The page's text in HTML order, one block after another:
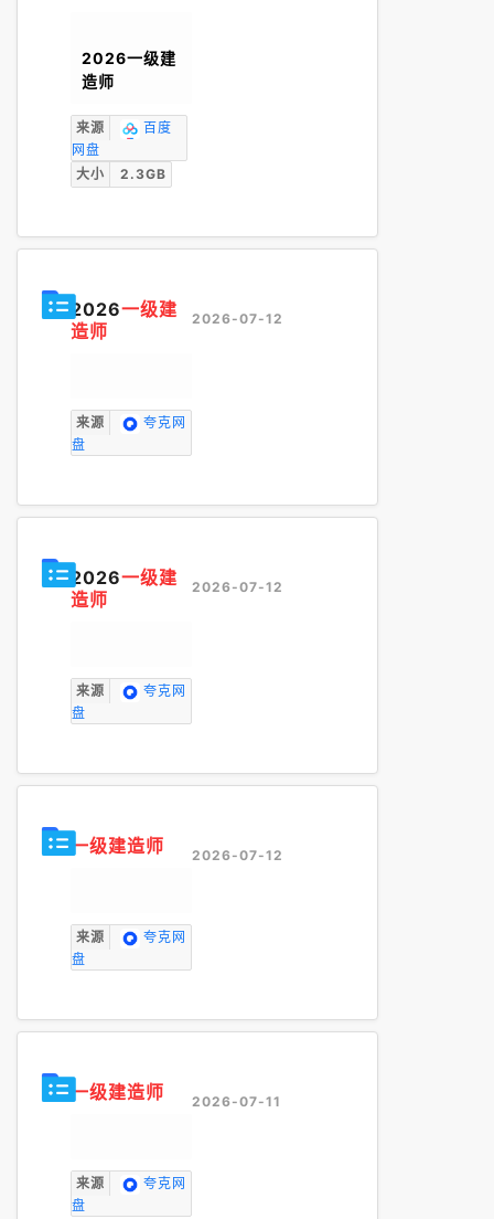
2026一级建
造师
来源
百度
网盘
大小
2.3GB
2026一级建
造师
来源
夸克网
盘
2026-07-12
2026一级建
造师
来源
夸克网
盘
2026-07-12
一级建造师
来源
夸克网
盘
2026-07-12
一级建造师
来源
夸克网
盘
2026-07-11